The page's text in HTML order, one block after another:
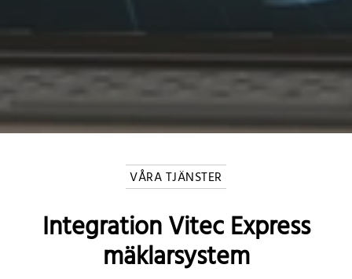
VÅRA TJÄNSTER
Integration Vitec Express
mäklarsystem